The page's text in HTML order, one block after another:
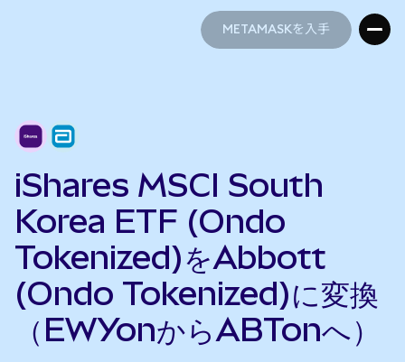
METAMASKを入手
iShares MSCI South
Korea ETF (Ondo
Tokenized)をAbbott
(Ondo Tokenized)に変換
（EWYonからABTonへ）